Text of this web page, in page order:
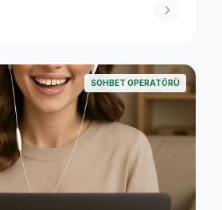
SOHBET OPERATÖRÜ